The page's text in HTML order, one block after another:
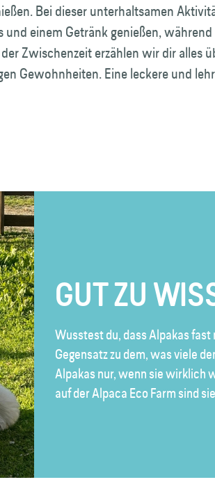
Bei dieser unterhaltsamen
einem Getränk genießen,
Zwischenzeit erzählen wir dir alles
Gewohnheiten. Eine leckere und
GUT ZU
Wusstest du, dass Alpakas fast
Gegensatz zu dem, was viele
Alpakas nur, wenn sie wirklich
auf der Alpaca Eco Farm sind